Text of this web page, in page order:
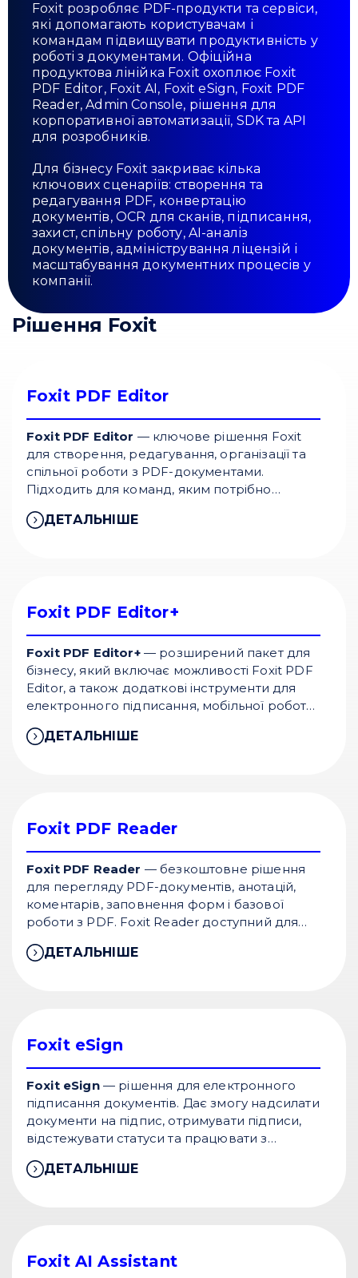
Foxit розробляє PDF-продукти та сервіси,
які допомагають користувачам і
командам підвищувати продуктивність у
роботі з документами. Офіційна
продуктова лінійка Foxit охоплює Foxit
PDF Editor, Foxit AI, Foxit eSign, Foxit PDF
Reader, Admin Console, рішення для
корпоративної автоматизації, SDK та API
для розробників.
Для бізнесу Foxit закриває кілька
ключових сценаріїв: створення та
редагування PDF, конвертацію
документів, OCR для сканів, підписання,
захист, спільну роботу, AI-аналіз
документів, адміністрування ліцензій і
масштабування документних процесів у
компанії.
Рішення Foxit
Foxit PDF Editor
Foxit PDF Editor — ключове рішення Foxit
для створення, редагування, організації та
спільної роботи з PDF-документами.
Підходить для команд, яким потрібно
конвертувати документи, працювати з OCR,
ДЕТАЛЬНІШЕ
Foxit PDF Editor+
Foxit PDF Editor+— розширений пакет для
бізнесу, який включає можливості Foxit PDF
Editor, а також додаткові інструменти для
електронного підписання, мобільної роботи,
management. За офіційним описом Foxit,
ДЕТАЛЬНІШЕ
Foxit PDF Reader
Foxit PDF Reader — безкоштовне рішення
для перегляду PDF-документів, анотацій,
коментарів, заповнення форм і базової
роботи з PDF. Foxit Reader доступний для
ДЕТАЛЬНІШЕ
Foxit eSign
Foxit eSign— рішення для електронного
підписання документів. Дає змогу надсилати
документи на підпис, отримувати підписи,
відстежувати статуси та працювати з
Essentials для індивідуального використання
ДЕТАЛЬНІШЕ
Foxit AI Assistant